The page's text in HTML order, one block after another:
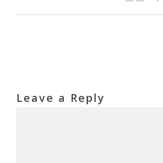
Leave a Reply